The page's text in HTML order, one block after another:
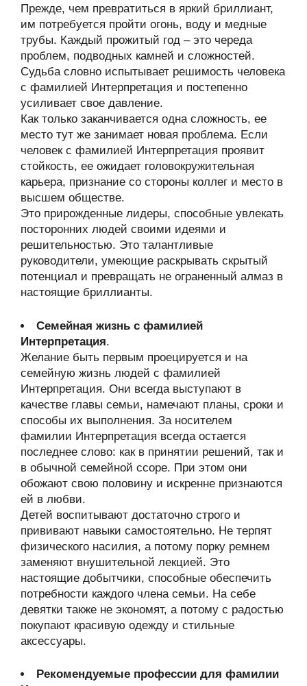
Прежде, чем превратиться в яркий бриллиант,
им потребуется пройти огонь, воду и медные
трубы. Каждый прожитый год – это череда
проблем, подводных камней и сложностей.
Судьба словно испытывает решимость человека
с фамилией Интерпретация и постепенно
усиливает свое давление.
Как только заканчивается одна сложность, ее
место тут же занимает новая проблема. Если
человек с фамилией Интерпретация проявит
стойкость, ее ожидает головокружительная
карьера, признание со стороны коллег и место в
высшем обществе.
Это прирожденные лидеры, способные увлекать
посторонних людей своими идеями и
решительностью. Это талантливые
руководители, умеющие раскрывать скрытый
потенциал и превращать не ограненный алмаз в
настоящие бриллианты.
Семейная жизнь с фамилией
Интерпретация.
Желание быть первым проецируется и на
семейную жизнь людей с фамилией
Интерпретация. Они всегда выступают в
качестве главы семьи, намечают планы, сроки и
способы их выполнения. За носителем
фамилии Интерпретация всегда остается
последнее слово: как в принятии решений, так и
в обычной семейной ссоре. При этом они
обожают свою половину и искренне признаются
ей в любви.
Детей воспитывают достаточно строго и
прививают навыки самостоятельно. Не терпят
физического насилия, а потому порку ремнем
заменяют внушительной лекцией. Это
настоящие добытчики, способные обеспечить
потребности каждого члена семьи. На себе
девятки также не экономят, а потому с радостью
покупают красивую одежду и стильные
аксессуары.
Рекомендуемые профессии для фамилии